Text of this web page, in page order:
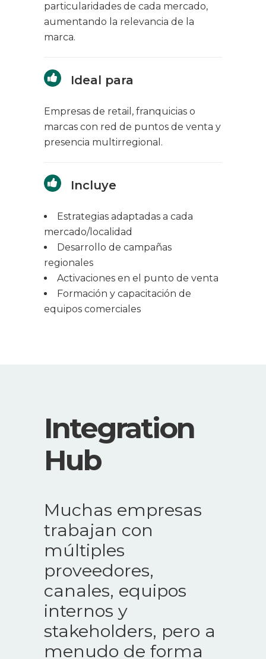
particularidades de cada mercado,
aumentando la relevancia de la
marca.
Ideal para
Empresas de retail, franquicias o
marcas con red de puntos de venta y
presencia multirregional.
Incluye
Estrategias adaptadas a cada
mercado/localidad
Desarrollo de campañas
regionales
Activaciones en el punto de venta
Formación y capacitación de
equipos comerciales
Integration
Hub
Muchas empresas
trabajan con
múltiples
proveedores,
canales, equipos
internos y
stakeholders, pero a
menudo de forma